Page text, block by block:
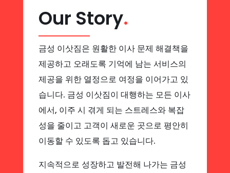
Our Story.
금성 이삿짐은 원활한 이사 문제 해결책을
제공하고 오래도록 기억에 남는 서비스의
제공을 위한 열정으로 여정을 이어가고 있
습니다. 금성 이삿짐이 대행하는 모든 이사
에서, 이주 시 겪게 되는 스트레스와 복잡
성을 줄이고 고객이 새로운 곳으로 평안히
이동할 수 있도록 돕고 있습니다.
지속적으로 성장하고 발전해 나가는 금성